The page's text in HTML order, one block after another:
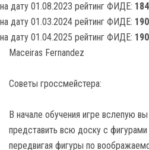
на дату 01.08.2023 рейтинг ФИДЕ:
на дату 01.03.2024 рейтинг ФИДЕ:
на дату 01.04.2025 рейтинг ФИДЕ:
Maceiras Fernandez
Советы гроссмейстера:
В начале обучения игре вслепую
представить всю доску с
передвигая фигуры по